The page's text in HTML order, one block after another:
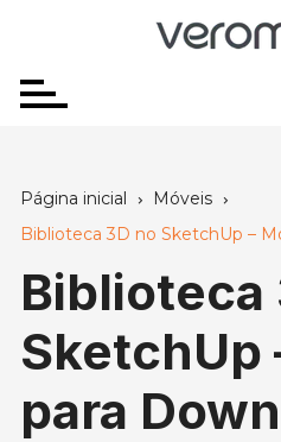
conteúdo
Página inicial
Móveis
Biblioteca 3D no SketchUp –
Biblioteca
SketchUp
para